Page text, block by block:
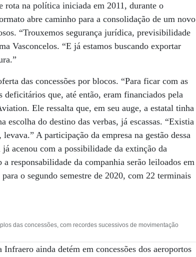
rota na política iniciada em 2011, durante o
abre caminho para a consolidação de um novo
“Trouxemos segurança jurídica, previsibilidade
Vasconcelos. “E já estamos buscando exportar
das concessões por blocos. “Para ficar com as
que, até então, eram financiados pela
Ele ressalta que, em seu auge, a estatal tinha
escolha do destino das verbas, já escassas. “Existia
A participação da empresa na gestão dessa
acenou com a possibilidade da extinção da
responsabilidade da companhia serão leiloados em
o segundo semestre de 2020, com 22 terminais
das concessões, com recordes sucessivos de movimentação
ainda detém em concessões dos aeroportos